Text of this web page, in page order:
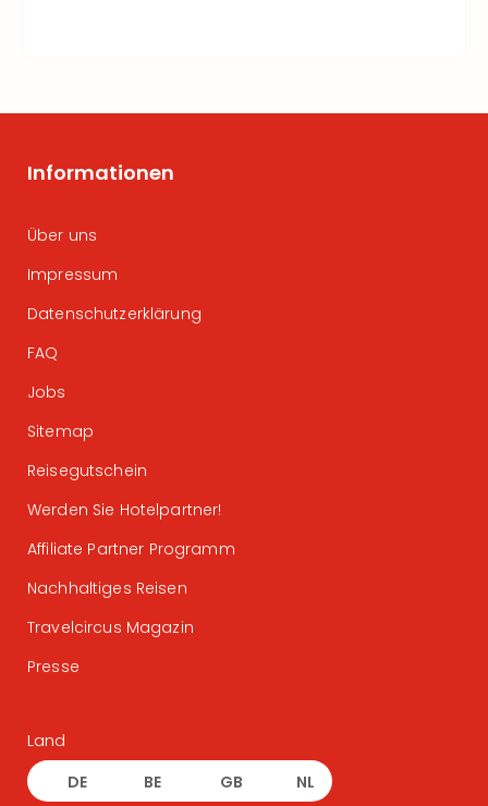
Informationen
Über uns
Impressum
Datenschutzerklärung
FAQ
Jobs
Sitemap
Reisegutschein
Werden Sie Hotelpartner!
Affiliate Partner Programm
Nachhaltiges Reisen
Travelcircus Magazin
Presse
Land
DE BE GB NL